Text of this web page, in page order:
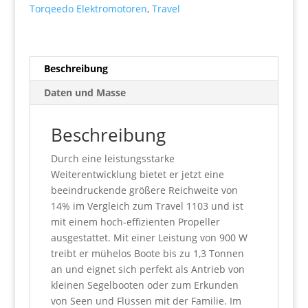
Torqeedo Elektromotoren, Travel
Beschreibung
Daten und Masse
Beschreibung
Durch eine leistungsstarke
Weiterentwicklung bietet er jetzt eine
beeindruckende größere Reichweite von
14% im Vergleich zum Travel 1103 und ist
mit einem hoch-effizienten Propeller
ausgestattet. Mit einer Leistung von 900 W
treibt er mühelos Boote bis zu 1,3 Tonnen
an und eignet sich perfekt als Antrieb von
kleinen Segelbooten oder zum Erkunden
von Seen und Flüssen mit der Familie. Im